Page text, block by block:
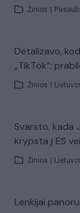
Žinios
Detalizavo,
„TikTok“:
Žinios
Svarsto, kada
krypsta į ES
Žinios
Lenkijai